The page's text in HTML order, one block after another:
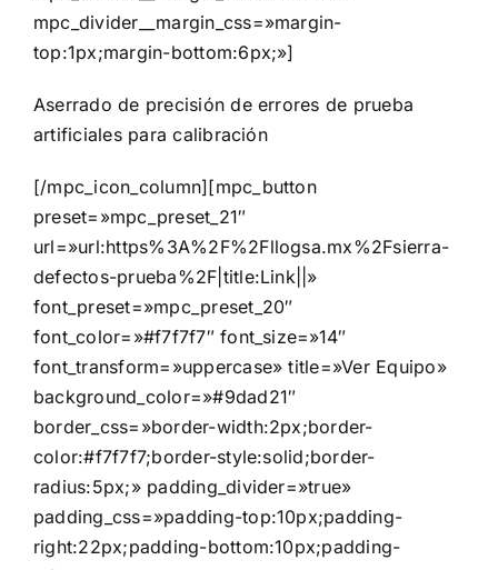
mpc_divider__margin_css=»margin-
top:1px;margin-bottom:6px;»]
Aserrado de precisión de errores de prueba
artificiales para calibración
[/mpc_icon_column][mpc_button
preset=»mpc_preset_21″
url=»url:https%3A%2F%2Fllogsa.mx%2Fsierra-
defectos-prueba%2F|title:Link||»
font_preset=»mpc_preset_20″
font_color=»#f7f7f7″ font_size=»14″
font_transform=»uppercase» title=»Ver Equipo»
background_color=»#9dad21″
border_css=»border-width:2px;border-
color:#f7f7f7;border-style:solid;border-
radius:5px;» padding_divider=»true»
padding_css=»padding-top:10px;padding-
right:22px;padding-bottom:10px;padding-